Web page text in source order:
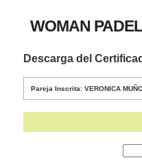
WOMAN
Descarga del
Pareja Inscrita: VERONICA